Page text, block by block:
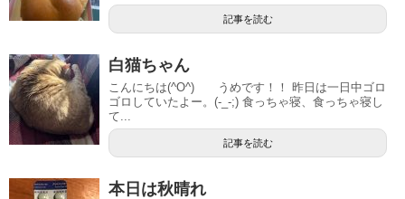
記事を読む
白猫ちゃん
こんにちは(^O^) うめです！！ 昨日は一日中ゴロ
ゴロしていたよー。(-_-;) 食っちゃ寝、食っちゃ寝し
て...
記事を読む
本日は秋晴れ